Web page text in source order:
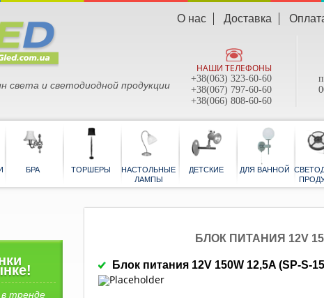
света и светодиодной продукции
О нас Доставка
НАШИ ТЕЛЕФОНЫ
+38(063) 323-60-60
+38(067) 797-60-60
+38(066) 808-60-60
БРА ТОРШЕРЫ НАСТОЛЬНЫЕ ДЕТСКИЕ ДЛЯ
БЛОК ПИТАНИЯ 12V
Блок питания 12V 150W 12,5A (SP-S-
тренде